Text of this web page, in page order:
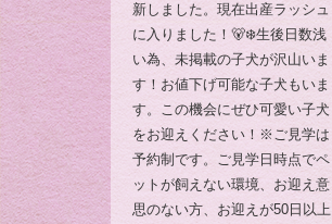
新しました。現在出産ラッシュ
に入りました！🐻‍❄️生後日数浅
い為、未掲載の子犬が沢山いま
す！お値下げ可能な子犬もいま
す。この機会にぜひ可愛い子犬
をお迎えください！※ご見学は
予約制です。ご見学日時点でペ
ットが飼えない環境、お迎え意
思のない方、お迎えが50日以上